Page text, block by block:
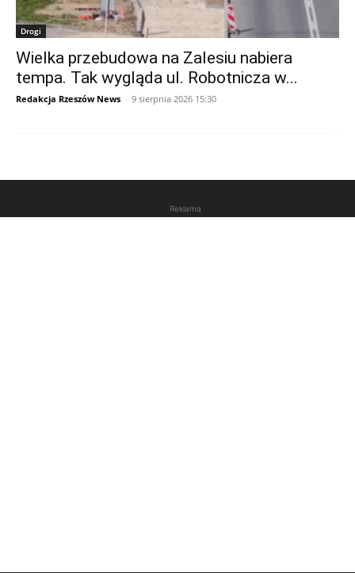
Drogi
Wielka przebudowa na Zalesiu nabiera
tempa. Tak wygląda ul. Robotnicza w...
Redakcja Rzeszów News - 9 sierpnia 2026 15:30
Reklama